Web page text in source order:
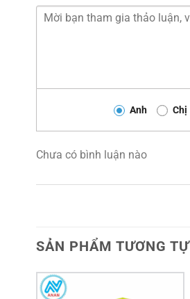
Anh Chị
Chưa có bình luận nào
SẢN PHẨM TƯƠNG TỰ